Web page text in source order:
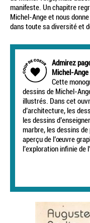
manifeste. Un chapitre
Michel-Ange et nous
dans toute sa diversité et
Admirez
Michel-Ange
Cette
dessins de Michel-
illustrés. Dans cet
d’architecture, les
les dessins
marbre, les dessins
aperçu de l’œuvre
l’exploration infinie de